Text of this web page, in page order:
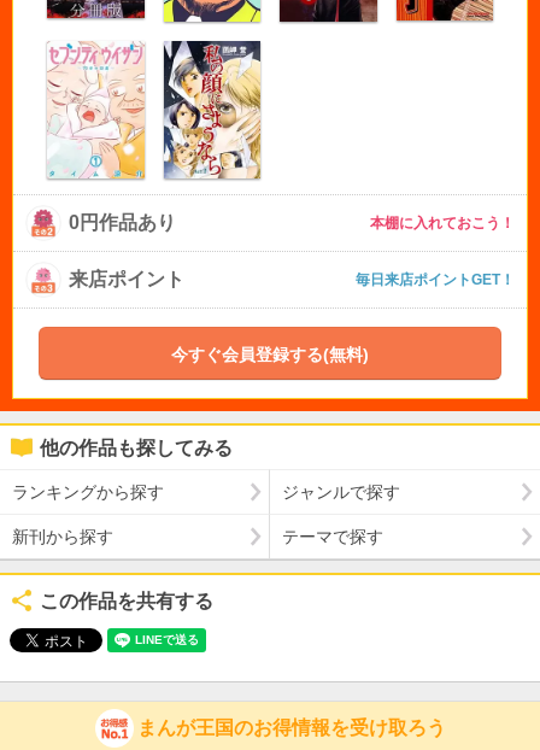
0円作品あり 本棚に入れておこう！
来店ポイント 毎日来店ポイントGET！
今すぐ会員登録する(無料)
他の作品も探してみる
ランキングから探す ジャンルで探す
新刊から探す テーマで探す
この作品を共有する
まんが王国のお得情報を受け取ろう